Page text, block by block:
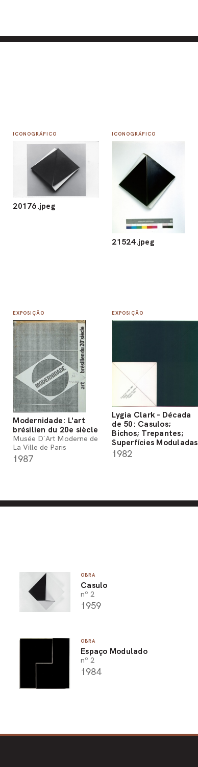
ICONOGRÁFICO
20176.jpeg
ICONOGRÁFICO
21524.jpeg
EXPOSIÇÃO
Modernidade: L'art
brésilien du 20e siècle
Musée D´Art Moderne de
La Ville de Paris
1987
EXPOSIÇÃO
Lygia Clark - Década
de 50: Casulos;
Bichos; Trepantes;
Superfícies Moduladas
1982
OBRA
Casulo
nº 2
1959
OBRA
Espaço Modulado
nº 2
1984